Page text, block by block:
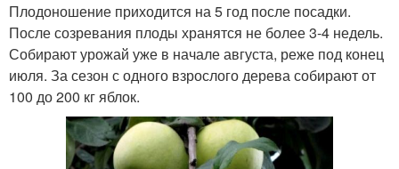
Плодоношение приходится на 5 год после посадки.
После созревания плоды хранятся не более 3-4 недель.
Собирают урожай уже в начале августа, реже под конец
июля. За сезон с одного взрослого дерева собирают от
100 до 200 кг яблок.